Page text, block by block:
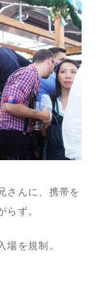
さんに、携帯を
らず。
場を規制。